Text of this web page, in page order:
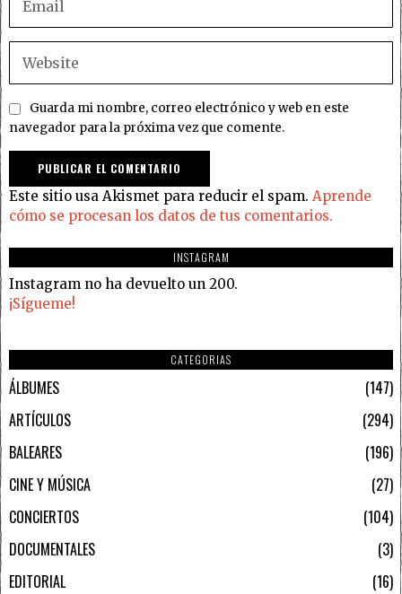
Guarda mi nombre, correo electrónico y web en este
navegador para la próxima vez que comente.
Este sitio usa Akismet para reducir el spam. Aprende
cómo se procesan los datos de tus comentarios.
INSTAGRAM
Instagram no ha devuelto un 200.
¡Sígueme!
CATEGORIAS
ÁLBUMES
147
ARTÍCULOS
294
BALEARES
196
CINE Y MÚSICA
27
CONCIERTOS
104
DOCUMENTALES
3
EDITORIAL
16